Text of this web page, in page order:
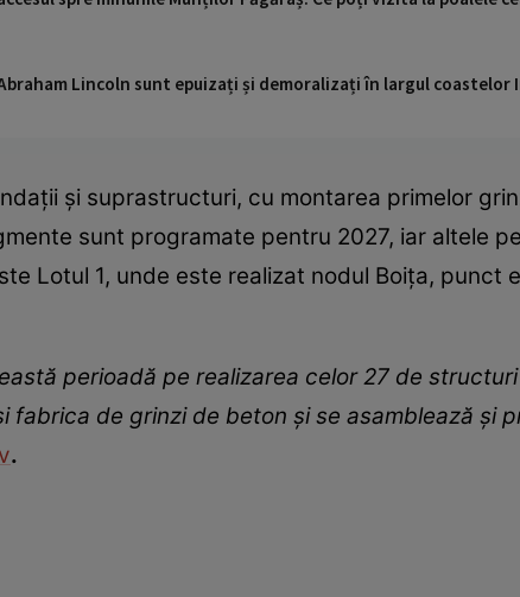
Lincoln sunt epuizați și demoralizați în largul
și suprastructuri, cu montarea primelor
sunt programate pentru 2027, iar altele
Lotul 1, unde este realizat nodul Boița, punct
perioadă pe realizarea celor 27 de
de grinzi de beton și se asamblează și
.